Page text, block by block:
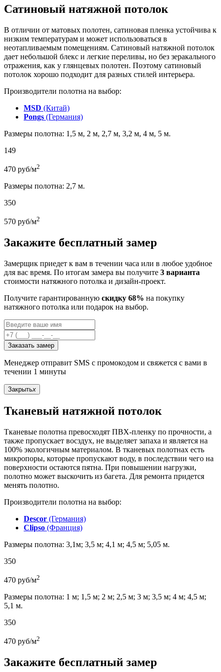
Сатиновый натяжной потолок
В отличии от матовых полотен, сатиновая пленка устойчива к
низким температурам и может использоваться в
неотапливаемым помещениям. Сатиновый натяжной потолок
дает небольшой блекс и легкие переливы, но без зеракального
отражения, как у глянцевых полотен. Поэтому сатиновый
потолок хорошо подходит для разных стилей интерьера.
Производители полотна на выбор:
MSD (Китай)
Pongs (Германия)
Размеры полотна: 1,5 м, 2 м, 2,7 м, 3,2 м, 4 м, 5 м.
149
470 руб/м2
Размеры полотна: 2,7 м.
350
570 руб/м2
Закажите бесплатный замер
Замерщик приедет к вам в течении часа или в любое удобное
для вас время. По итогам замера вы получите 3 варианта
стоимости натяжного потолка и дизайн-проект.
Получите гарантированную скидку 68% на покупку
натяжного потолка или подарок на выбор.
Заказать замер
Менеджер отправит SMS с промокодом и свяжется с вами в
течении 1 минуты
Закрытьx
Тканевый натяжной потолок
Тканевые полотна превосходят ПВХ-пленку по прочности, а
также пропускает восздух, не выделяет запаха и является на
100% экологичным материалом. В тканевых полотнах есть
микропоры, которые пропускают воду, в последствии чего на
поверхности остаются пятна. При повышении нагрузки,
полотно может выскочить из багета. Для ремонта придется
менять полотно.
Производители полотна на выбор:
Descor (Германия)
Clipso (Франция)
Размеры полотна: 3,1м; 3,5 м; 4,1 м; 4,5 м; 5,05 м.
350
470 руб/м2
Размеры полотна: 1 м; 1,5 м; 2 м; 2,5 м; 3 м; 3,5 м; 4 м; 4,5 м;
5,1 м.
350
470 руб/м2
Закажите бесплатный замер